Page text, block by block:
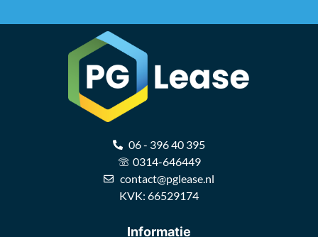
06 - 396 40 395
0314-646449
contact@pglease.nl
KVK: 66529174
Informatie